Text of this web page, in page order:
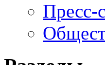
Пресс-